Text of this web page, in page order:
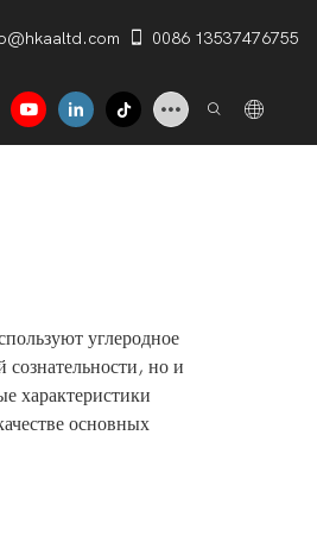
0086 13537476755
углеродное
но и
характеристики
основных